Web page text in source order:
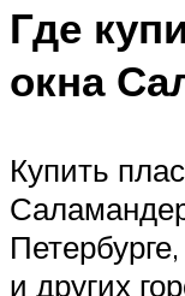
Где
окна
Купить
и других